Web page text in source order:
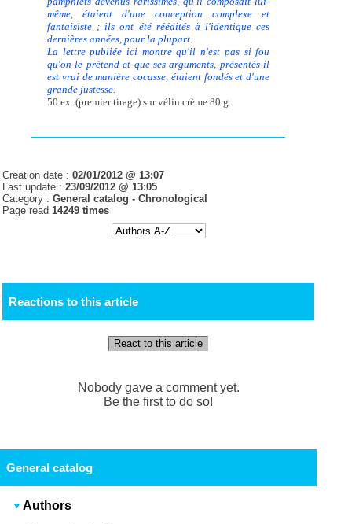
même, étaient d'une conception complexe et
fantaisiste ; ils ont été réédités à l'identique ces
dernières années, pour la plupart.
La lettre publiée ici montre qu'il n'est pas si fou
qu'on le prétend et que ses arguments, présentés il
est vrai de manière cocasse, étaient fondés et d'une
grande justesse.
50 ex. (premier tirage) sur vélin crème 80 g.
Creation date :02/01/2012 @ 13:07
Last update :23/09/2012 @ 13:05
Category :General catalog -Chronological
Page read 14249 times
Reactions to this article
React to this article
Nobody gave a comment yet.
Be the first to do so!
General catalog
Authors